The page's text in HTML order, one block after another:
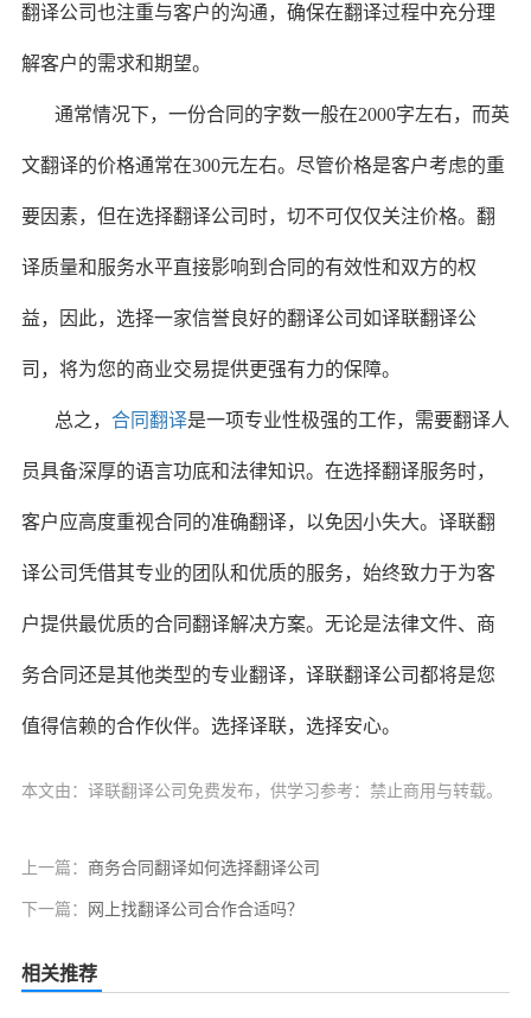
翻译公司也注重与客户的沟通，确保在翻译过程中充分理
解客户的需求和期望。
通常情况下，一份合同的字数一般在2000字左右，而英
文翻译的价格通常在300元左右。尽管价格是客户考虑的重
要因素，但在选择翻译公司时，切不可仅仅关注价格。翻
译质量和服务水平直接影响到合同的有效性和双方的权
益，因此，选择一家信誉良好的翻译公司如译联翻译公
司，将为您的商业交易提供更强有力的保障。
总之， 合同翻译是一项专业性极强的工作，需要翻译人
员具备深厚的语言功底和法律知识。在选择翻译服务时，
客户应高度重视合同的准确翻译，以免因小失大。译联翻
译公司凭借其专业的团队和优质的服务，始终致力于为客
户提供最优质的合同翻译解决方案。无论是法律文件、商
务合同还是其他类型的专业翻译，译联翻译公司都将是您
值得信赖的合作伙伴。选择译联，选择安心。
本文由：译联翻译公司免费发布，供学习参考：禁止商用与转载。
上一篇： 商务合同翻译如何选择翻译公司
下一篇： 网上找翻译公司合作合适吗？
相关推荐